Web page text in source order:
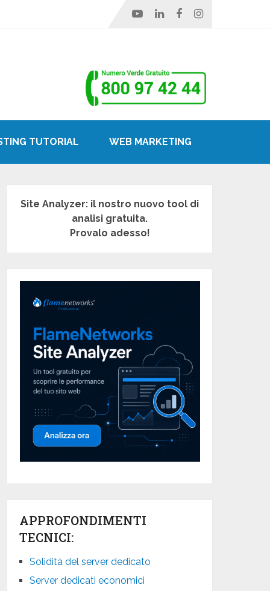
TUTORIAL WEB MARKETING
Site Analyzer: il nostro nuovo tool di
analisi gratuita.
Provalo adesso!
APPROFONDIMENTI
TECNICI:
Solidità del server dedicato
Server dedicati economici